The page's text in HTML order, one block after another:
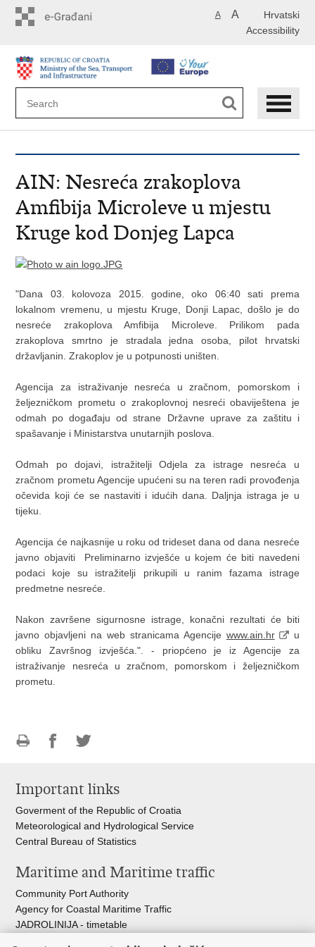
Hrvatski
A A
Accessibility
AIN: Nesreća zrakoplova
Amfibija Microleve u mjestu
Kruge kod Donjeg Lapca
"Dana 03. kolovoza 2015. godine, oko 06:40 sati prema
lokalnom vremenu, u mjestu Kruge, Donji Lapac, došlo je do
nesreće zrakoplova Amfibija Microleve. Prilikom pada
zrakoplova smrtno je stradala jedna osoba, pilot hrvatski
državljanin. Zrakoplov je u potpunosti uništen.
Agencija za istraživanje nesreća u zračnom, pomorskom i
željezničkom prometu o zrakoplovnoj nesreći obaviještena je
odmah po događaju od strane Državne uprave za zaštitu i
spašavanje i Ministarstva unutarnjih poslova.
Odmah po dojavi, istražitelji Odjela za istrage nesreća u
zračnom prometu Agencije upućeni su na teren radi provođenja
očevida koji će se nastaviti i idućih dana. Daljnja istraga je u
tijeku.
Agencija će najkasnije u roku od trideset dana od dana nesreće
javno objaviti Preliminarno izvješće u kojem će biti navedeni
podaci koje su istražitelji prikupili u ranim fazama istrage
predmetne nesreće.
Nakon završene sigurnosne istrage, konačni rezultati će biti
javno objavljeni na web stranicama Agencije www.ain.hr
u
obliku Završnog izvješća.". - priopćeno je iz Agencije za
istraživanje nesreća u zračnom, pomorskom i željezničkom
prometu.
page
FacebookTwitteru
Important links
Goverment of the Republic of Croatia
Meteorological and Hydrological Service
Central Bureau of Statistics
Maritime and Maritime traffic
Community Port Authority
Agency for Coastal Maritime Traffic
JADROLINIJA - timetable